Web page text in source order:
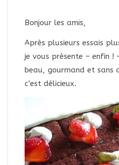
Bonjour les amis,
Après plusieurs essais
je vous présente – enfin !
beau, gourmand et sans
c’est délicieux.